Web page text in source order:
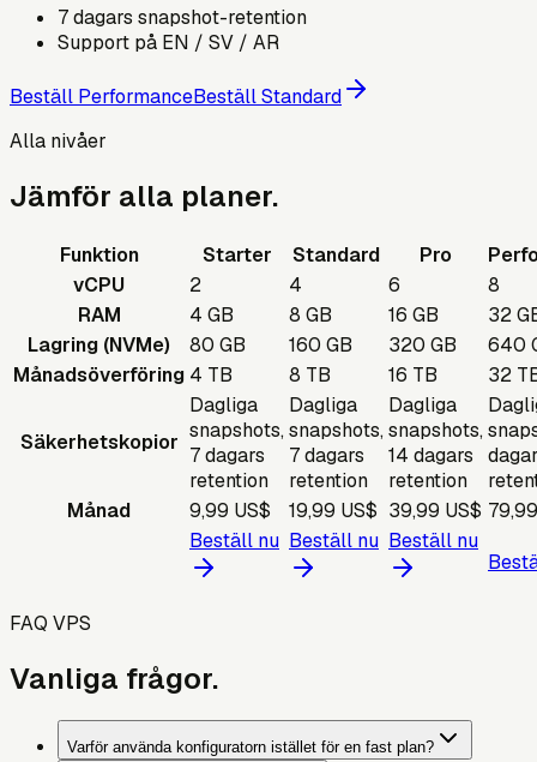
7 dagars snapshot-retention
Support på EN / SV / AR
Beställ PerformanceBeställ Standard
Alla nivåer
Jämför alla planer.
Funktion Starter Standard Pro
vCPU
2 4 6
8
RAM
4 GB 8 GB 16 GB
32
Lagring (NVMe)
80 GB 160 GB 320 GB
640
Månadsöverföring 4 TB 8 TB 16 TB 32
Säkerhetskopior
Dagliga
snapshots,
7 dagars
retention
Dagliga
snapshots,
7 dagars
retention
Dagliga
snapshots,
14 dagars
retention
Månad
9,99 US$ 19,99 US$ 39,99 US$
Beställ nu Beställ nu Beställ nu
FAQ VPS
Vanliga frågor.
Varför använda konfiguratorn istället för en fast plan?